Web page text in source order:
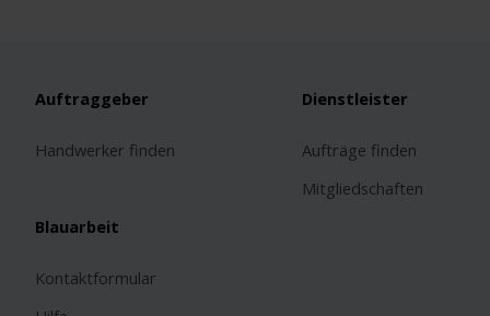
Auftraggeber
Handwerker finden
Dienstleister
Aufträge finden
Mitgliedschaften
Blauarbeit
Kontaktformular